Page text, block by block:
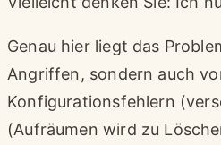
Genau hier liegt das
Angriffen, sondern auch
Konfigurationsfehlern
(Aufräumen wird zu